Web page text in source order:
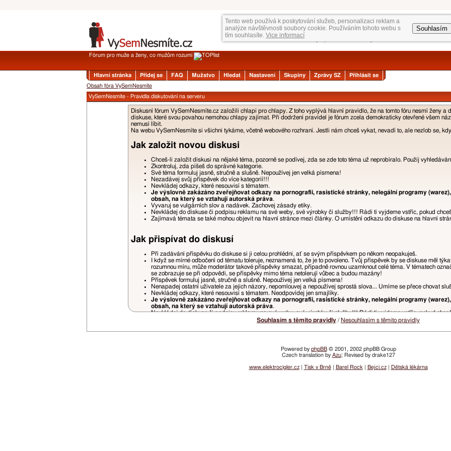
Tento web používá k poskytování služeb, personalizaci reklam a
analýze návštěvnosti soubory cookie. Používáním tohoto webu s
tím souhlasíte. Vice informací
Souhlasím
Fórum pro muže a ženy, co mužům rozumí
Hlavní stránka Přidej se FAQ Mužstvo Hledat Nastavení Skupiny Zprávy SZ
Přihlásit se
Obsah fóra VySemNesmíte
VySemNesmíte - Pravidla diskutování na serveru
Diskusní fórum VySemNesmíte.cz založili chlapi pro chlapy. Z toho vyplývá hlavní pravidlo, že na tomto fóru nesmí ženy a
diskuse, které svou povahou nemohou chlapy zajímat. Při dodržení pravidel je fórum zcela demokraticky otevřené všem
nemusí líbit.
Na webu VySemNesmíte si všichni tykáme, včetně webového rozhraní. Jestli nám chceš vykat, nevadí to, ale nezlob se,
Jak založit novou diskusi
Chceš-li založit diskusi na nějaké téma, pozorně se podívej, zda se zde toto téma už neprobíralo. Použij
Zkontroluj, zda píšeš do správné kategorie.
Své téma formuluj jasně, stručně a slušně. Nepoužívej jen velká písmena!
Nezadávej svůj příspěvek do více kategorií!!!
Nevkládej odkazy, které nesouvisí s tématem.
Je výslovně zakázáno zveřejňovat odkazy na pornografii, rasistické stránky, nelegální programy
obsah, na který se vztahují autorská práva.
Vyvaruj se vulgárních slov a nadávek. Zachovej zásady etiky.
Nevkládej do diskuse či podpisu reklamu na své weby, své výrobky či služby!!! Rádi ti vyjdeme vstříc, pokud
Zajímavá témata se také mohou objevit na hlavní stránce mezi články. O umístění odkazu do diskuse na hlavní
Jak přispívat do diskusí
Při zadávání příspěvku do diskuse si ji celou prohlédni, ať se svým příspěvkem po někom neopakuješ.
I když se mírné odbočení od tématu toleruje, neznamená to, že je to povoleno. Tvůj příspěvek by se diskuse měl
rozumnou míru, může moderátor takové příspěvky smazat, případně rovnou uzamknout celé téma. V tématech
se zobrazuje se při odpovědi, se příspěvky mimo téma netolerují vůbec a budou mazány!
Příspěvek formuluj jasně, stručně a slušně. Nepoužívej jen velká písmena!
Nenapadej ostatní uživatele za jejich názory, nepomlouvej a nepoužívej sprostá slova... Umíme se přece chovat
Nevkládej odkazy, které nesouvisí s tématem. Neodpovídej jen smajlíky.
Je výslovně zakázáno zveřejňovat odkazy na pornografii, rasistické stránky, nelegální programy
obsah, na který se vztahují autorská práva.
Nevkládej do diskuse či podpisu reklamu na své weby, své výrobky či služby!!! Rádi ti vyjdeme vstříc, pokud
Pokud někoho cituješ (quote), ponech jen tu část původního příspěvku, na kterou reaguješ, odstraň zbytečné
Necituj příspěvky, které jsou přímo nad tvým příspěvkem. Pokud z předchozího příspěvku chceš vypíchnout např.
Příspěvky nedodržující pravidela fóra, které ohrožují přehlednost diskusí a řádný chod webu, budou mazány, přesouvány,
Souhlasím s těmito pravidly / Nesouhlasím s těmito pravidly
Powered by phpBB© 2001, 2002 phpBB Group
Czech translation by Azu; Revised by drake127
www.elektrocigler.cz| Tisk v Brně| Barel Rock Bejci.cz| Dětská lékárna